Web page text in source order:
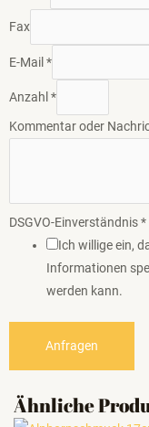
Fax
E-Mail *
Anzahl *
Kommentar oder
DSGVO-Einverständnis*
Ich willige ein,
Informationen
werden kann.
Anfragen
Ähnliche